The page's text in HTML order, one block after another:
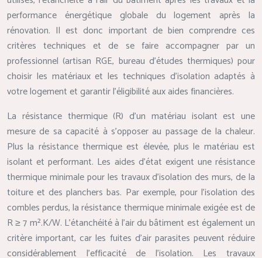
performance énergétique globale du logement après la
rénovation. Il est donc important de bien comprendre ces
critères techniques et de se faire accompagner par un
professionnel (artisan RGE, bureau d’études thermiques) pour
choisir les matériaux et les techniques d’isolation adaptés à
votre logement et garantir l’éligibilité aux aides financières.
La résistance thermique (R) d’un matériau isolant est une
mesure de sa capacité à s’opposer au passage de la chaleur.
Plus la résistance thermique est élevée, plus le matériau est
isolant et performant. Les aides d’état exigent une résistance
thermique minimale pour les travaux d’isolation des murs, de la
toiture et des planchers bas. Par exemple, pour l’isolation des
combles perdus, la résistance thermique minimale exigée est de
R ≥ 7 m².K/W. L’étanchéité à l’air du bâtiment est également un
critère important, car les fuites d’air parasites peuvent réduire
considérablement l’efficacité de l’isolation. Les travaux